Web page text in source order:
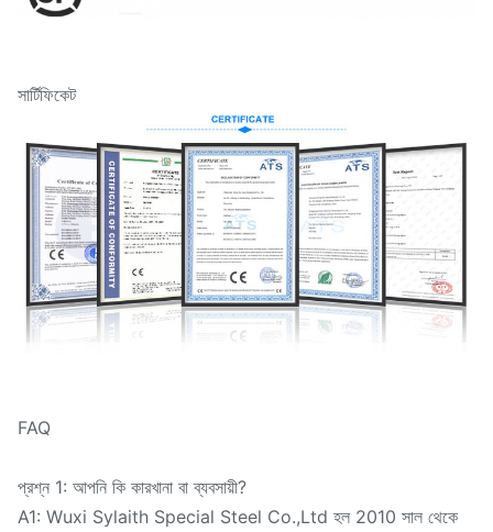
সার্টিফিকেট
FAQ
প্রশ্ন 1: আপনি কি কারখানা বা ব্যবসায়ী?
A1: Wuxi Sylaith Special Steel Co.,Ltd হল 2010 সাল থেকে